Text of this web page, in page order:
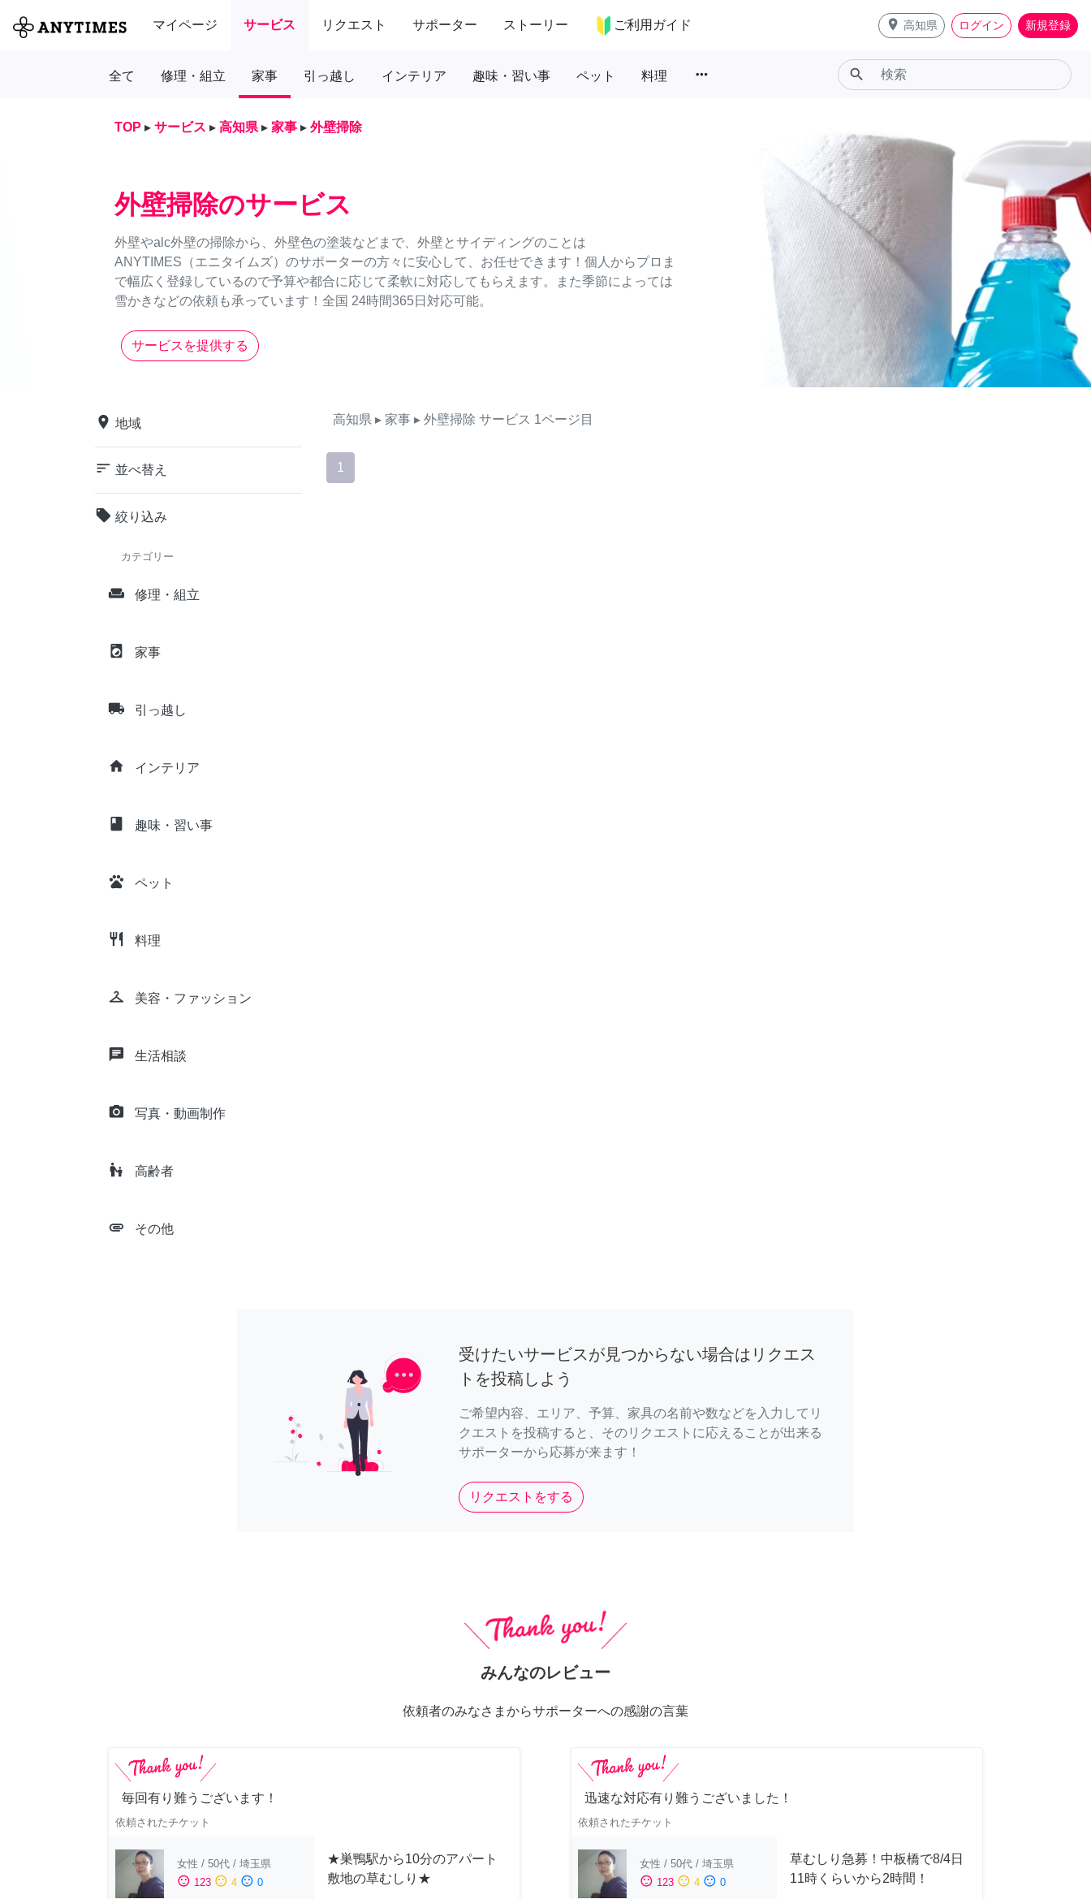
マイページ サービス リクエスト サポーター ストーリー ご利用ガイド place 高知県 ログイン 新規登録
全て 修理・組立 家事 引っ越し インテリア 趣味・習い事 ペット 料理 more_horiz search
TOP ▸ サービス ▸ 高知県 ▸ 家事 ▸ 外壁掃除
外壁掃除のサービス
外壁やalc外壁の掃除から、外壁色の塗装などまで、外壁とサイディングのことは
ANYTIMES（エニタイムズ）のサポーターの方々に安心して、お任せできます！個人からプロま
で幅広く登録しているので予算や都合に応じて柔軟に対応してもらえます。また季節によっては
雪かきなどの依頼も承っています！全国 24時間365日対応可能。
サービスを提供する
place 地域
sort 並べ替え
local_offer 絞り込み
カテゴリー
weekend 修理・組立
local_laundry_service 家事
local_shipping 引っ越し
home インテリア
class 趣味・習い事
pets ペット
restaurant 料理
checkroom 美容・ファッション
chat 生活相談
camera_alt 写真・動画制作
escalator_warning 高齢者
attachment その他
高知県 ▸ 家事 ▸ 外壁掃除 サービス 1ページ目
1
受けたいサービスが見つからない場合はリクエス
トを投稿しよう
ご希望内容、エリア、予算、家具の名前や数などを入力してリ
クエストを投稿すると、そのリクエストに応えることが出来る
サポーターから応募が来ます！
リクエストをする
みんなのレビュー
依頼者のみなさまからサポーターへの感謝の言葉
毎回有り難うございます！
依頼されたチケット
女性 / 50代 / 埼玉県
sentiment_satisfied 123 sentiment_neutral 4 sentiment_dissatisfied 0
★巣鴨駅から10分のアパート
敷地の草むしり★
迅速な対応有り難うございました！
依頼されたチケット
女性 / 50代 / 埼玉県
sentiment_satisfied 123 sentiment_neutral 4 sentiment_dissatisfied 0
草むしり急募！中板橋で8/4日
11時くらいから2時間！